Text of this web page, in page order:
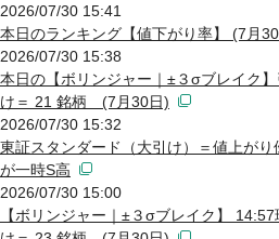
2026/07/30 15:41
本日のランキング【値下がり率】 (7月
2026/07/30 15:38
本日の【ボリンジャー｜±３σブレイ
け＝ 21 銘柄 (7月30日)
2026/07/30 15:32
東証スタンダード（大引け）＝値上が
が一時S高
2026/07/30 15:00
【ボリンジャー｜±３σブレイク】